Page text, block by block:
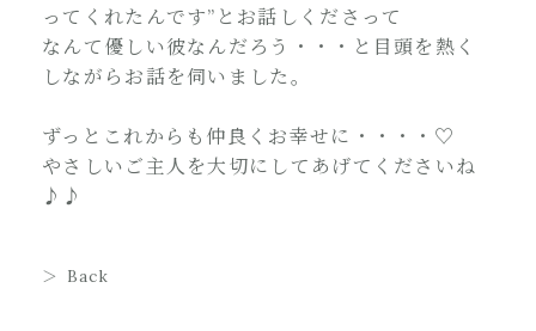
ってくれたんです”とお話しくださって
なんて優しい彼なんだろう・・・と目頭を熱く
しながらお話を伺いました。
ずっとこれからも仲良くお幸せに・・・・♡
やさしいご主人を大切にしてあげてくださいね
♪♪
Back